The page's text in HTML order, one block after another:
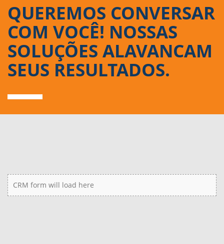
QUEREMOS CONVERSAR
COM VOCÊ! NOSSAS
SOLUÇÕES ALAVANCAM
SEUS RESULTADOS.
CRM form will load here